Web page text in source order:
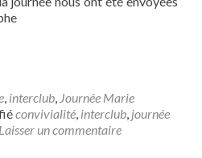
, interclub, Journée Marie
convivialité, interclub, journée
Laisser un commentaire